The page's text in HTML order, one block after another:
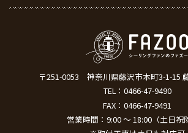
〒251-0053
神奈川県藤沢市本町3-1-15
TEL： 0466-47-9490
FAX：0466-47-9491
営業時間：9:00 ～ 18:00（土日祝